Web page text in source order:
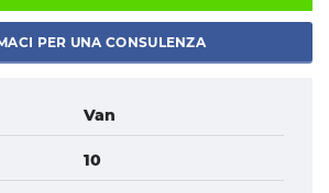
PER UNA CONSULENZA
Van
10